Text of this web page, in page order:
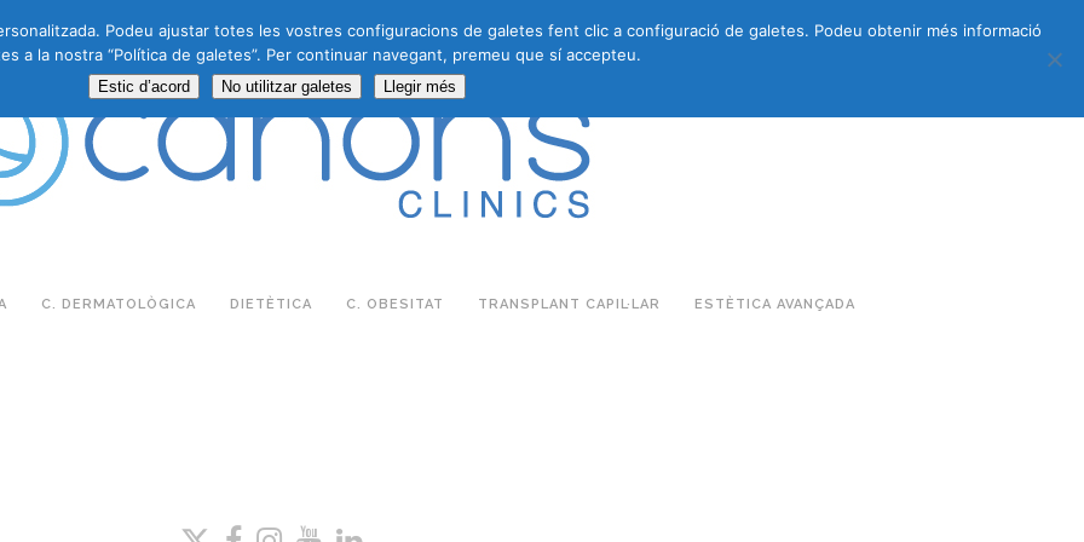
683 27 07 09 683 27 07 09 E-COMMERCE
C. DERMATOLÒGICA DIETÈTICA C. OBESITAT TRANSPLANT CAPIL·LAR ESTÈTICA AVANÇADA
Podeu ajustar totes les vostres configuracions de galetes fent clic a configuració de galetes. Podeu obtenir més informació
a la nostra “Política de galetes”. Per continuar navegant, premeu que sí accepteu.
Estic d’acord No utilitzar galetes Llegir més